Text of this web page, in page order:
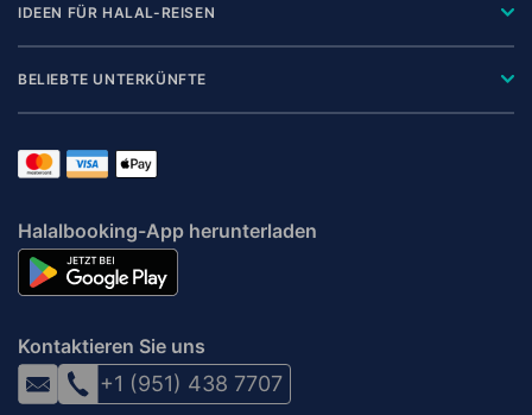
IDEEN FÜR HALAL-REISEN
BELIEBTE UNTERKÜNFTE
Halalbooking-App herunterladen
Kontaktieren Sie uns
+1 (951) 438 7707